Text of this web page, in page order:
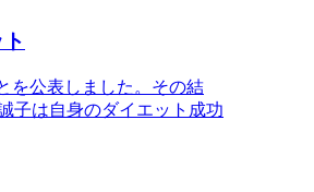
を公表しました。その結
子は自身のダイエット成功